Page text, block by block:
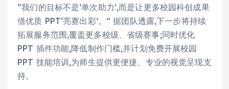
“我们的目标不是‘单次助力’,而是让更多校园科创成果
借优质 PPT‘亮赛出彩’。” 据团队透露,下一步将持续
拓展服务范围,覆盖更多校级、省级赛事;同时优化
PPT 插件功能,降低制作门槛,并计划免费开展校园
PPT 技能培训,为师生提供更便捷、专业的视觉呈现支
持。